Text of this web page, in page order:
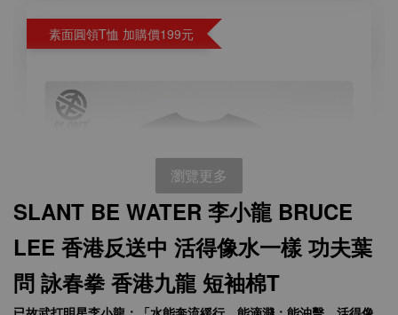
素面圓領T恤 加購價199元
瀏覽更多
SLANT BE WATER 李小龍 BRUCE
LEE 香港反送中 活得像水一樣 功夫葉
問 詠春拳 香港九龍 短袖棉T